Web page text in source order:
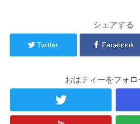
シェアする
Twitter Facebook
おはティーをフォロ